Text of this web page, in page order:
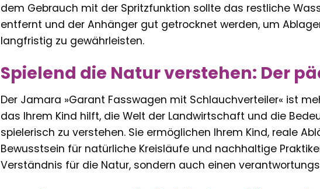
dem Gebrauch mit der Spritzfunktion sollte das restliche
entfernt und der Anhänger gut getrocknet werden, um
langfristig zu gewährleisten.
Spielend die Natur verstehen: Der
Der Jamara »Garant Fasswagen mit Schlauchverteiler« ist
das Ihrem Kind hilft, die Welt der Landwirtschaft und die
spielerisch zu verstehen. Sie ermöglichen Ihrem Kind, reale
Bewusstsein für natürliche Kreisläufe und nachhaltige
Verständnis für die Natur, sondern auch einen